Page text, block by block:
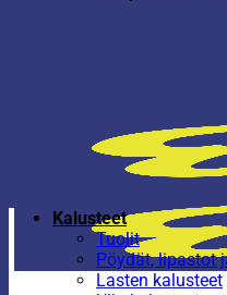
Kalusteet
Tuolit
Pöydät, lipastot
Lasten kalusteet